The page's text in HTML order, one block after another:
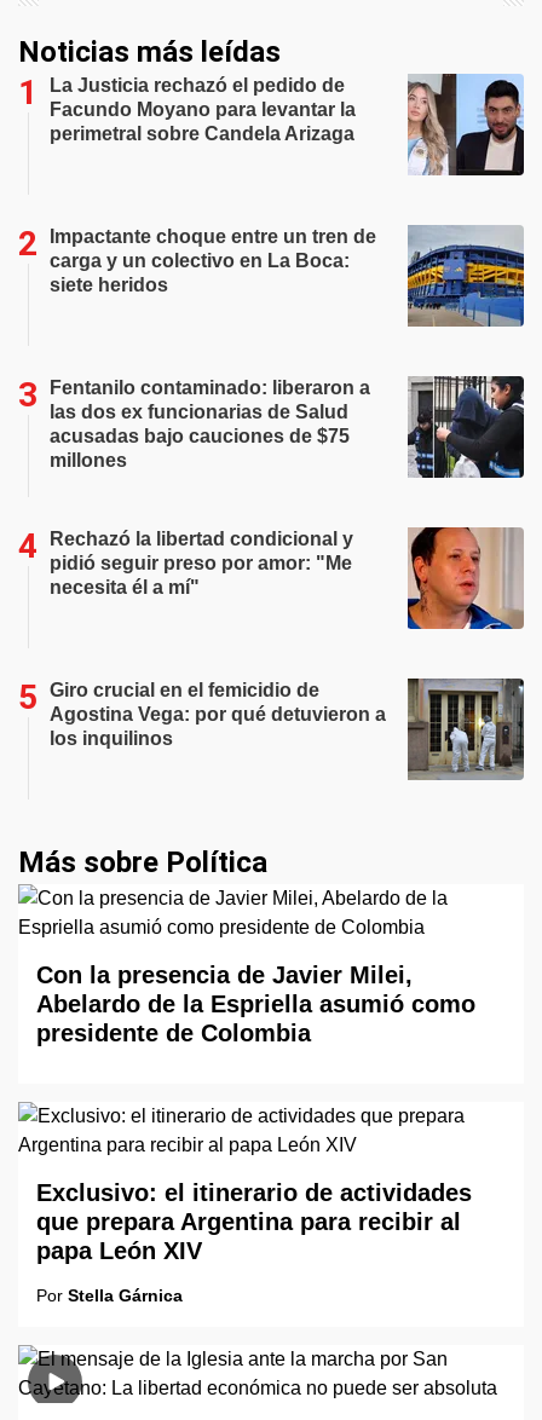
Noticias más leídas
La Justicia rechazó el pedido de
Facundo Moyano para levantar la
perimetral sobre Candela Arizaga
Impactante choque entre un tren de
carga y un colectivo en La Boca:
siete heridos
Fentanilo contaminado: liberaron a
las dos ex funcionarias de Salud
acusadas bajo cauciones de $75
millones
Rechazó la libertad condicional y
pidió seguir preso por amor: "Me
necesita él a mí"
Giro crucial en el femicidio de
Agostina Vega: por qué detuvieron a
los inquilinos
Más sobre Política
Con la presencia de Javier Milei,
Abelardo de la Espriella asumió como
presidente de Colombia
Exclusivo: el itinerario de actividades
que prepara Argentina para recibir al
papa León XIV
Por Stella Gárnica